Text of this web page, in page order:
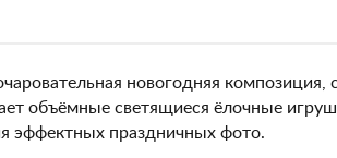
новогодняя
объёмные светящиеся ёлочные
эффектных праздничных фото.